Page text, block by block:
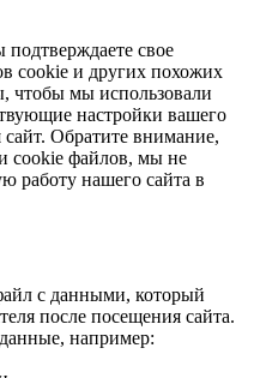
подтверждаете свое
cookie и других похожих
чтобы мы использовали
настройки вашего
сайт. Обратите внимание,
cookie файлов, мы не
работу нашего сайта в
с данными, который
после посещения сайта.
например: